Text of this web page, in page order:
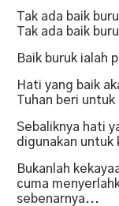
Tak ada baik
Tak ada baik
Baik buruk ialah
Hati yang baik
Tuhan beri
Sebaliknya hati
digunakan
Bukanlah
cuma
sebenarnya...